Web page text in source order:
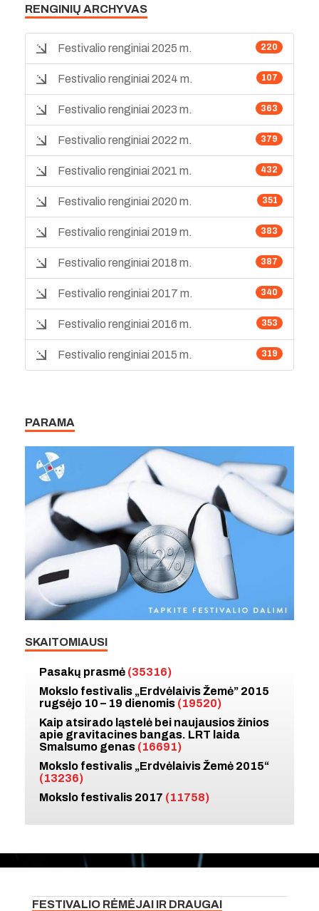
RENGINIŲ ARCHYVAS
220
Festivalio renginiai 2025 m.
107
Festivalio renginiai 2024 m.
363
Festivalio renginiai 2023 m.
379
Festivalio renginiai 2022 m.
432
Festivalio renginiai 2021 m.
351
Festivalio renginiai 2020 m.
383
Festivalio renginiai 2019 m.
387
Festivalio renginiai 2018 m.
340
Festivalio renginiai 2017 m.
353
Festivalio renginiai 2016 m.
319
Festivalio renginiai 2015 m.
PARAMA
SKAITOMIAUSI
Pasakų prasmė (35316)
Mokslo festivalis „Erdvėlaivis Žemė” 2015
rugsėjo 10 – 19 dienomis (19520)
Kaip atsirado ląstelė bei naujausios žinios
apie gravitacines bangas. LRT laida
Smalsumo genas (16691)
Mokslo festivalis „Erdvėlaivis Žemė 2015“
(13236)
Mokslo festivalis 2017 (11758)
FESTIVALIO RĖMĖJAI IR DRAUGAI